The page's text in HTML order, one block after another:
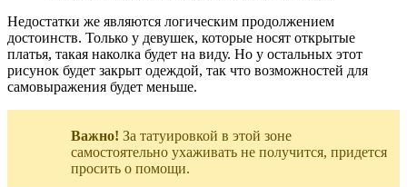
Недостатки же являются логическим продолжением
достоинств. Только у девушек, которые носят открытые
платья, такая наколка будет на виду. Но у остальных этот
рисунок будет закрыт одеждой, так что возможностей для
самовыражения будет меньше.
Важно! За татуировкой в этой зоне
самостоятельно ухаживать не получится, придется
просить о помощи.